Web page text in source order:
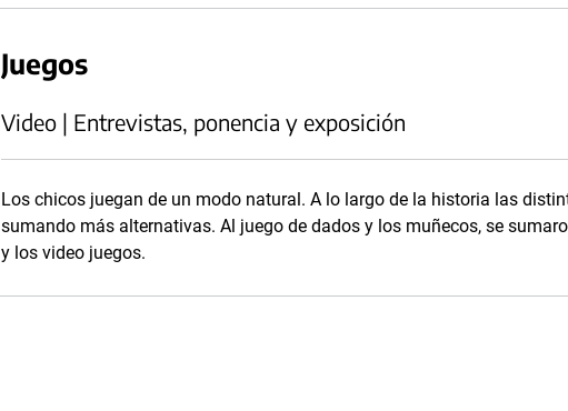
Juegos
Video | Entrevistas, ponencia y exposición
Los chicos juegan de un modo natural. A lo largo de la historia las
sumando más alternativas. Al juego de dados y los muñecos, se
y los video juegos.